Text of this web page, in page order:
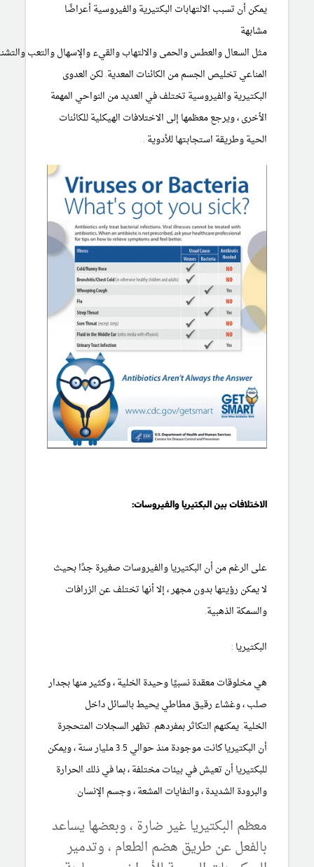
يمكن أن تسبب الالتهابات البكتيرية والفيروسية أعراضًا
مشابهة
مثل السعالوالعطسوالحمىوالالتهابوالقيءوالإسهالوالتعب
المناعي تخليص الجسم من الكائنات المعدية. لكن العدوى
البكتيرية والفيروسية تختلف في العديد من النواحي المهمة
الأخرى ، ويرجع معظمها إلى الاختلافات الهيكلية للكائنات
الحية وطريقة استجابتهاللأدوية .
الاختلافات بين البكتيريا والفيروسات:
على الرغم من أن البكتيريا والفيروسات صغيرة جدًا بحيث
لا يمكن رؤيتها بدون مجهر ، إلا أنها تختلف عن الزرافات
والسمكة الذهبية.
البكتيريا :
هي مخلوقات معقدة نسبيًا وحيدة الخلية ، وكثير منها بجدار
صلب ، وغشاء رقيق مطاطي يحيط بالسائل داخل
الخلية. يمكنهم التكاثر بمفردهم. تظهر السجلات المتحجرة
أن البكتيريا كانت موجودة منذ حوالي 3.5 مليار سنة ، ويمكن
للبكتيريا أن تعيش في بيئات مختلفة ، بما في ذلك الحرارة
والبرودة الشديدة ، والنفايات المشعة ، وجسم الإنسان.
معظم البكتيريا غير ضارة ، وبعضها يساعد
بالفعل عن طريق هضم الطعام ، وتدمير